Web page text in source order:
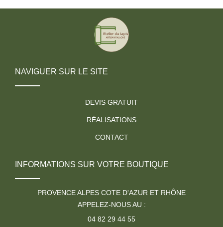
NAVIGUER SUR LE SITE
DEVIS GRATUIT
RÉALISATIONS
CONTACT
INFORMATIONS SUR VOTRE BOUTIQUE
PROVENCE ALPES COTE D'AZUR ET RHÔNE
APPELEZ-NOUS AU :
04 82 29 44 55